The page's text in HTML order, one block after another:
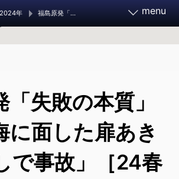
2024年 福島原発「失敗の本質」探究「海に面した扉あきっぱなしで事故」［24春38］ menu
21～23日 開催決定
フォーラムとは
ご支援ください
「失敗の本質」
に面した扉あき
で事故」［24春